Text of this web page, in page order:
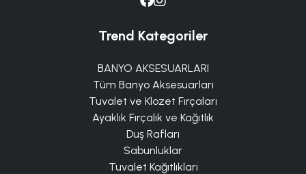
Trend Kategoriler
BANYO AKSESUARLARI
Tüm Banyo Aksesuarları
Tuvalet ve Klozet Fırçaları
Ayaklık Fırçalık ve Kağıtlık
Duş Rafları
Sabunluklar
Tuvalet Kağıtlıkları